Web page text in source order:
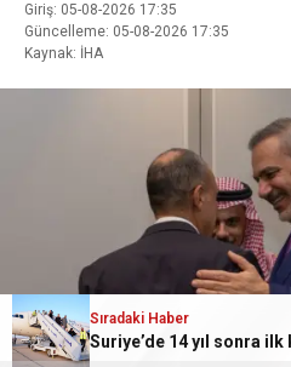
Giriş: 05-08-2026 17:35
Güncelleme: 05-08-2026 17:35
Kaynak: İHA
Sıradaki Haber